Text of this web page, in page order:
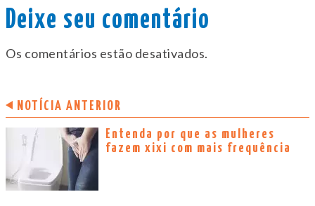
Deixe seu comentário
Os comentários estão desativados.
NOTÍCIA ANTERIOR
Entenda por que as mulheres
fazem xixi com mais frequência